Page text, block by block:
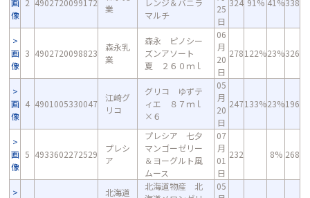
画
像
2 4902720099172
業
レンジ＆バニラ
マルチ
25
日
324 91% 41%338
画
像
3 4902720098823
森永乳
業
森永 ピノシー
ズンアソート
夏 ２６０ｍｌ
06
月
20
日
278122%23%326
画
像
4 4901005330047
江崎グ
リコ
グリコ ゆずテ
ィエ ８７ｍｌ
×６
05
月
20
日
247133%23%196
画
像
5 4933602272529
プレシ
ア
プレシア 七夕
マンゴーゼリー
＆ヨーグルト風
ムース
07
月
01
日
232 8% 268
北海道
北海道物産 北
05